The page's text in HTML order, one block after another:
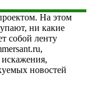
На этом
ни какие
собой ленту
новостей